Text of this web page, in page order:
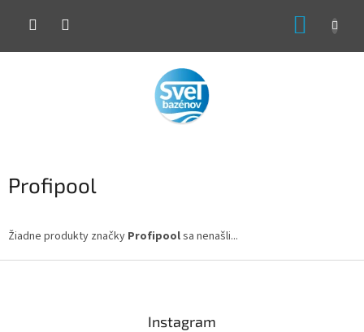
Profipool
Žiadne produkty značky Profipoolsa nenašli...
Instagram